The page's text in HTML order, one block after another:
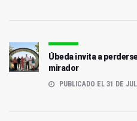
Úbeda invita a
mirador
PUBLICADO EL 31 DE